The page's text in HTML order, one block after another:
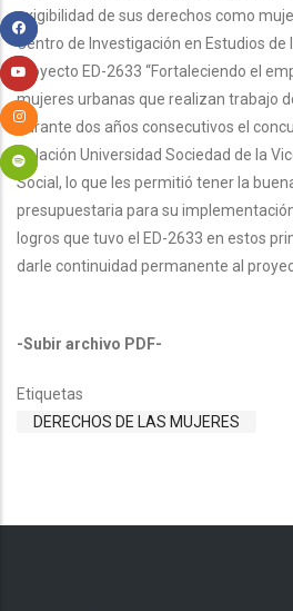
exigibilidad de sus derechos como
Centro de Investigación en Estudios de
proyecto ED-2633 “Fortaleciendo el
mujeres urbanas que realizan trabajo
durante dos años consecutivos el
Relación Universidad Sociedad de la
Social, lo que les permitió tener la
presupuestaria para su
logros que tuvo el ED-2633 en estos
darle continuidad permanente al
-Subir archivo PDF-
Etiquetas
DERECHOS DE LAS MUJERES